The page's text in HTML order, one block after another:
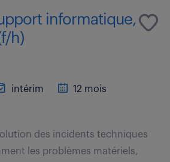
informatique,
h)
intérim
12 mois
des incidents techniques
les problèmes matériels,